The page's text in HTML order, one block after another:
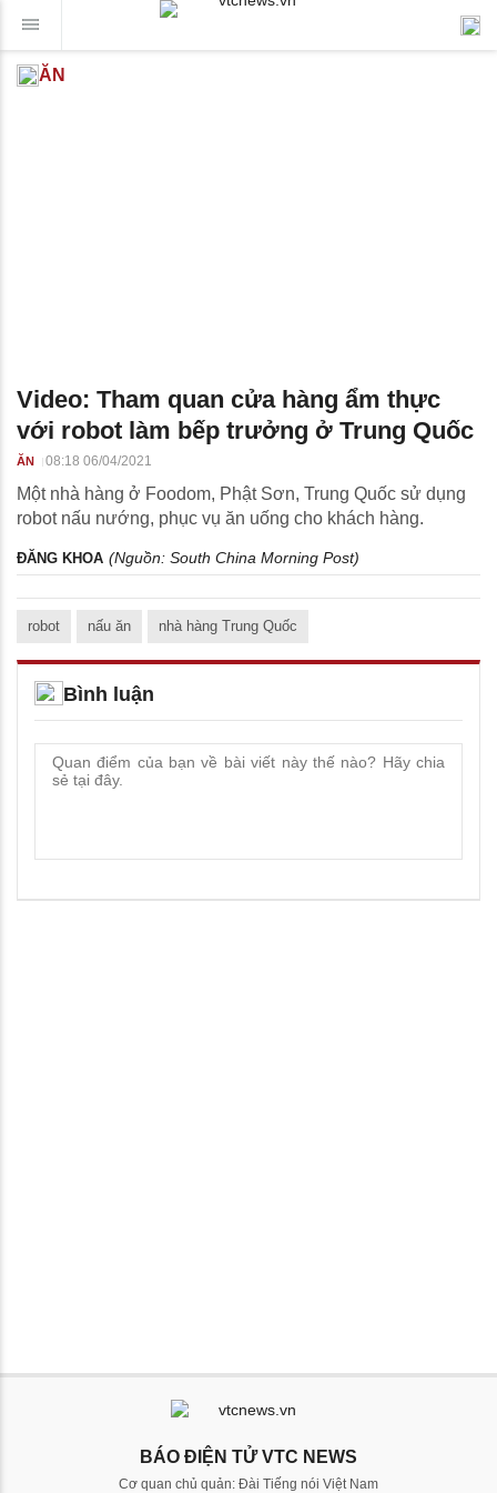
ĂN
Video: Tham quan cửa hàng ẩm thực
với robot làm bếp trưởng ở Trung Quốc
ĂN 08:18 06/04/2021
Một nhà hàng ở Foodom, Phật Sơn, Trung Quốc sử dụng
robot nấu nướng, phục vụ ăn uống cho khách hàng.
ĐĂNG KHOA (Nguồn: South China Morning Post)
robot nấu ăn nhà hàng Trung Quốc
Bình luận
BÁO ĐIỆN TỬ VTC NEWS
Cơ quan chủ quản: Đài Tiếng nói Việt Nam